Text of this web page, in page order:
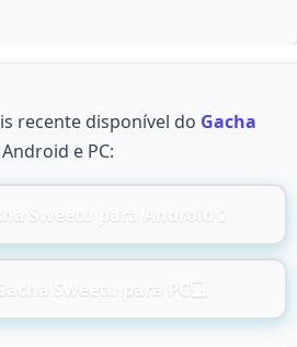
recente disponível do Gacha
e PC:
Sweetu para Android📱
Sweetu para PC💻